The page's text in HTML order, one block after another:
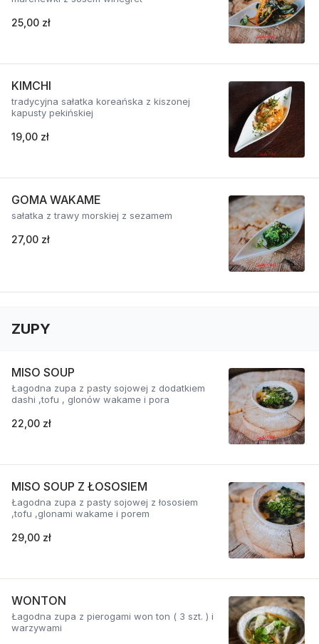
25,00 zł
KIMCHI
tradycyjna sałatka koreańska z kiszonej
kapusty pekińskiej
19,00 zł
GOMA WAKAME
sałatka z trawy morskiej z sezamem
27,00 zł
ZUPY
MISO SOUP
Łagodna zupa z pasty sojowej z dodatkiem
dashi ,tofu , glonów wakame i pora
22,00 zł
MISO SOUP Z ŁOSOSIEM
Łagodna zupa z pasty sojowej z łososiem
,tofu ,glonami wakame i porem
29,00 zł
WONTON
Łagodna zupa z pierogami won ton ( 3 szt. ) i
warzywami